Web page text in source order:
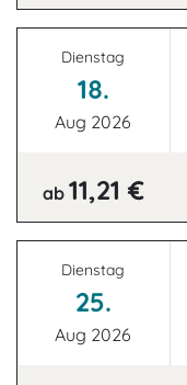
Dienstag
18.
Aug 2026
ab 11,21 €
Dienstag
25.
Aug 2026